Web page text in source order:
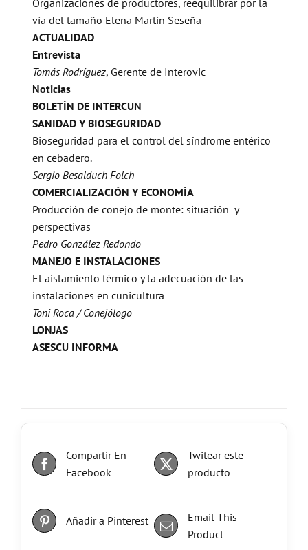
Organizaciones de productores, reequilibrar por la
vía del tamaño Elena Martín Seseña
ACTUALIDAD
Entrevista
Tomás Rodríguez, Gerente de Interovic
Noticias
BOLETÍN DE INTERCUN
SANIDAD Y BIOSEGURIDAD
Bioseguridad para el control del síndrome entérico
en cebadero.
Sergio Besalduch Folch
COMERCIALIZACIÓN Y ECONOMÍA
Producción de conejo de monte: situación y
perspectivas
Pedro González Redondo
MANEJO E INSTALACIONES
El aislamiento térmico y la adecuación de las
instalaciones en cunicultura
Toni Roca / Conejólogo
LONJAS
ASESCU INFORMA
Compartir En
Facebook
Twitear este
producto
Añadir a Pinterest
Email This
Product